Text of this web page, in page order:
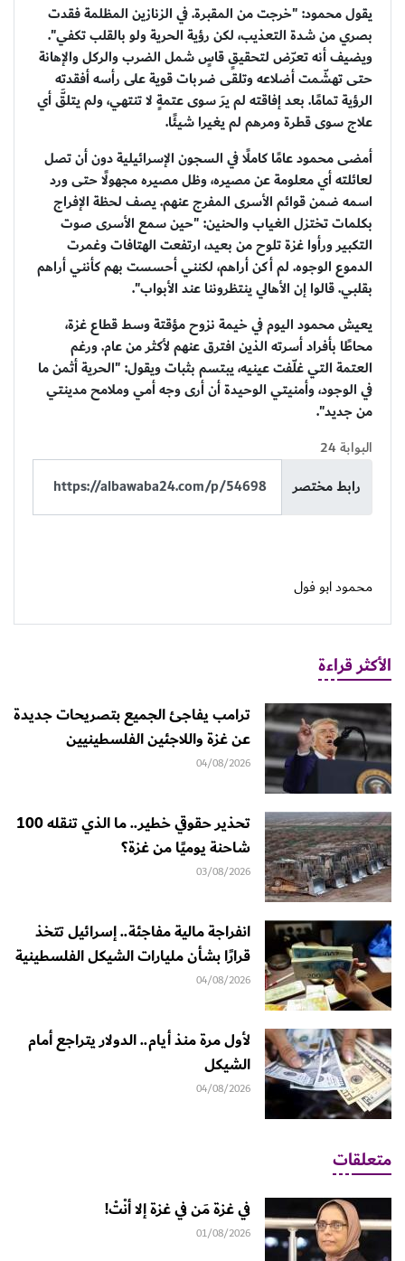
يقول محمود: "خرجت من المقبرة. في الزنازين المظلمة فقدت
بصري من شدة التعذيب، لكن رؤية الحرية ولو بالقلب تكفي".
ويضيف أنه تعرّض لتحقيقٍ قاسٍ شمل الضرب والركل والإهانة
حتى تهشّمت أضلاعه وتلقى ضربات قوية على رأسه أفقدته
الرؤية تمامًا. بعد إفاقته لم يرَ سوى عتمةٍ لا تنتهي، ولم يتلقَّ أي
علاج سوى قطرة ومرهم لم يغيرا شيئًا.
أمضى محمود عامًا كاملًا في السجون الإسرائيلية دون أن تصل
لعائلته أي معلومة عن مصيره، وظل مصيره مجهولًا حتى ورد
اسمه ضمن قوائم الأسرى المفرج عنهم. يصف لحظة الإفراج
بكلمات تختزل الغياب والحنين: "حين سمع الأسرى صوت
التكبير ورأوا غزة تلوح من بعيد، ارتفعت الهتافات وغمرت
الدموع الوجوه. لم أكن أراهم، لكنني أحسست بهم كأنني أراهم
بقلبي. قالوا إن الأهالي ينتظروننا عند الأبواب".
يعيش محمود اليوم في خيمة نزوح مؤقتة وسط قطاع غزة،
محاطًا بأفراد أسرته الذين افترق عنهم لأكثر من عام. ورغم
العتمة التي غلّفت عينيه، يبتسم بثبات ويقول: "الحرية أثمن ما
في الوجود، وأمنيتي الوحيدة أن أرى وجه أمي وملامح مدينتي
من جديد".
البوابة 24
رابط مختصر
محمود ابو فول
الأكثر قراءة
ترامب يفاجئ الجميع بتصريحات جديدة
عن غزة واللاجئين الفلسطينيين
04/08/2026
تحذير حقوقي خطير.. ما الذي تنقله 100
شاحنة يوميًا من غزة؟
03/08/2026
انفراجة مالية مفاجئة.. إسرائيل تتخذ
قرارًا بشأن مليارات الشيكل الفلسطينية
04/08/2026
لأول مرة منذ أيام.. الدولار يتراجع أمام
الشيكل
04/08/2026
متعلقات
في غزة مَن في غزة إلا أنْتْ!
01/08/2026